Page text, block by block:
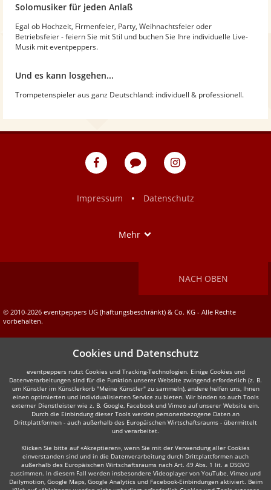
Solomusiker für jeden Anlaß
Egal ob Hochzeit, Firmenfeier, Party, Weihnachtsfeier oder
Betriebsfeier - feiern Sie mit Stil und buchen Sie Ihre individuelle Live-
Musik mit eventpeppers.
Und es kann losgehen...
Trompetenspieler aus ganz Deutschland: individuell & professionell.
eventpeppers
Blog
eventpeppers
Impressum
• Datenschutz
Mehr
NACH OBEN
© 2010-2026 eventpeppers UG (haftungsbeschränkt) & Co. KG - Alle Rechte
vorbehalten.
Cookies und Datenschutz
eventpeppers nutzt Cookies und Tracking-Technologien. Einige Cookies und
Datenverarbeitungen sind für die Funktion unserer Website zwingend erforderlich (z. B.
um Künstler im Künstlerkorb "Meine Künstler" zu sammeln), andere helfen uns, Ihnen
einen optimierten und individualisierten Service zu bieten. Wir binden so auch Tools
externer Dienstleister wie z. B. Google, Facebook und Vimeo auf unserer Website ein.
Durch die Einbindung dieser Tools werden personenbezogene Daten an
Drittplattformen - auch außerhalb des Europäischen Wirtschaftsraums - übermittelt
und verarbeitet.
Klicken Sie bitte auf «Akzeptieren», wenn Sie mit der Verwendung aller Cookies
einverstanden sind und in die Datenverarbeitung durch Drittplattformen auch
außerhalb des Europäischen Wirtschaftsraums nach Art. 49 Abs. 1 lit. a DSGVO
zustimmen. In diesem Fall werden insbesondere Videoplayer von YouTube, Vimeo und
Dailymotion, Google Maps, Google Analytics und Facebook-Einbindungen aktiviert. Beim